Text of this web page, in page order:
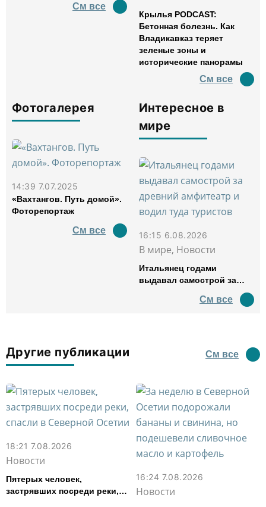
См все
Крылья PODCAST:
Бетонная болезнь. Как
Владикавказ теряет
зеленые зоны и
исторические панорамы
См все
Фотогалерея
14:39 7.07.2025
«Вахтангов. Путь домой».
Фоторепортаж
См все
Интересное в
мире
16:15 6.08.2026
В мире, Новости
Итальянец годами
выдавал самострой за
водил туда туристов
См все
Другие публикации См все
18:21 7.08.2026
Новости
Пятерых человек,
застрявших посреди реки,
16:24 7.08.2026
Новости